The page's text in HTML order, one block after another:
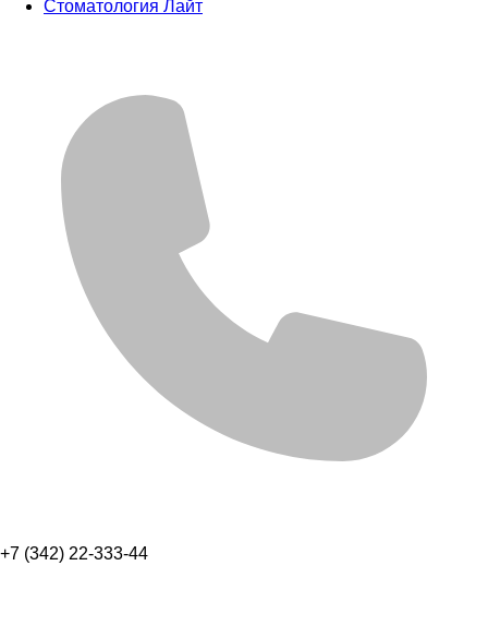
Стоматология Лайт
+7 (342) 22-333-44